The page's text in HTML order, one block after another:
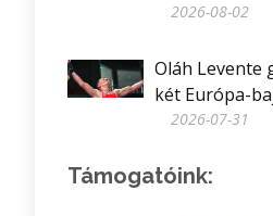
2026-08-02
Oláh Levente
két Európa-
2026-07-31
Támogatóink: